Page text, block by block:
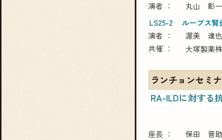
演者
丸山 彰一
LS25-2
ループス腎
演者
渥美 達也
共催
大塚製薬
ランチョンセミ
RA-ILDに対する
座長
保田 晋助